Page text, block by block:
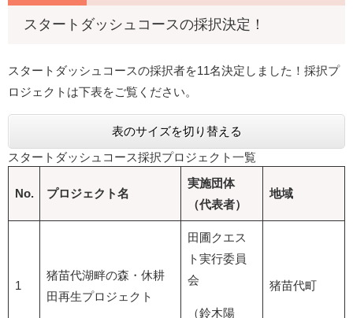
スタートダッシュコースの採択決定！
スタートダッシュコースの採択者を11名決定しました！採択プ
ロジェクトは下表をご覧ください。
表のサイズを切り替える
スタートダッシュコース採択プロジェクト一覧
No. プロジェクト名
実施団体
（代表者）
地域
1
猪苗代湖畔の森・休耕
田再生プロジェクト
田圃クエス
ト実行委員
会
（鈴木陽
猪苗代町